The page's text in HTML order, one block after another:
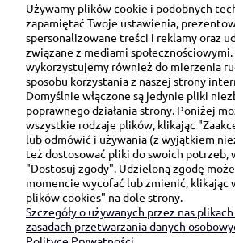
Ul. Brukowa 6/8 lok.
91-341 Łódź
NIP: 6751510615
SKONTAKTUJ SIĘ Z
sklep@be-
+48 690 172 872
Używamy plików cookie i podobnych
zapamiętać Twoje ustawienia,
spersonalizowane treści i reklamy oraz
związane z mediami
wykorzystujemy również do mierzenia
sposobu korzystania z naszej strony
Domyślnie włączone są jedynie pliki
poprawnego działania strony. Poniżej
wszystkie rodzaje plików, klikając
lub odmówić i używania (z wyjątkiem
też dostosować pliki do swoich potrzeb,
"Dostosuj zgody". Udzieloną zgodę
momencie wycofać lub zmienić, klikając
plików cookies" na dole strony.
Szczegóły o używanych przez nas
zasadach przetwarzania danych